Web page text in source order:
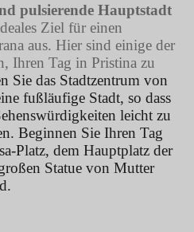
pulsierende Hauptstadt
Ziel für einen
aus. Hier sind einige der
Ihren Tag in Pristina zu
Sie das Stadtzentrum von
fußläufige Stadt, so dass
leicht zu
Beginnen Sie Ihren Tag
Platz, dem Hauptplatz der
Statue von Mutter